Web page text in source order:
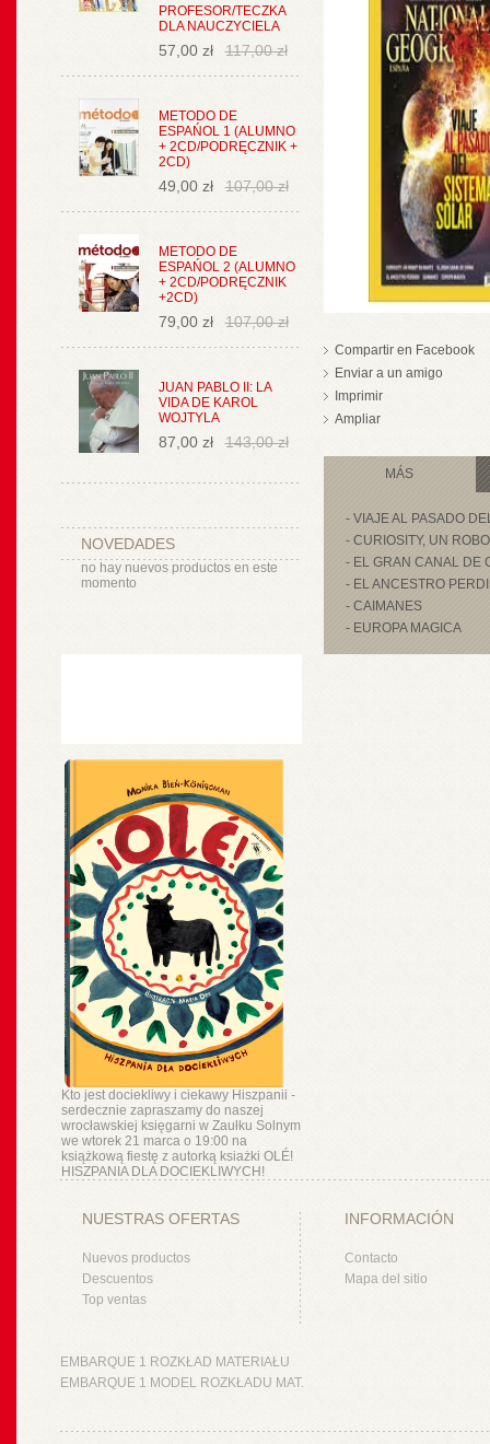
PROFESOR/TECZKA
DLA NAUCZYCIELA
57,00 zł 117,00 zł
METODO DE
ESPAŃOL 1 (ALUMNO
+ 2CD/PODRĘCZNIK +
2CD)
49,00 zł 107,00 zł
METODO DE
ESPAŃOL 2 (ALUMNO
+ 2CD/PODRĘCZNIK
+2CD)
79,00 zł 107,00 zł
JUAN PABLO II: LA
VIDA DE KAROL
WOJTYLA
87,00 zł 143,00 zł
NOVEDADES
no hay nuevos productos en este
momento
Kto jest dociekliwy i ciekawy Hiszpanii -
serdecznie zapraszamy do naszej
wrocławskiej księgarni w Zaułku Solnym
we wtorek 21 marca o 19:00 na
książkową fiestę z autorką ksiażki OLÉ!
HISZPANIA DLA DOCIEKLIWYCH!
Compartir en Facebook
Enviar a un amigo
Imprimir
Ampliar
MÁS
- VIAJE AL PASADO
- CURIOSITY, UN
- EL GRAN CANAL DE
- EL ANCESTRO
- CAIMANES
- EUROPA MAGICA
NUESTRAS OFERTAS
Nuevos productos
Descuentos
Top ventas
INFORMACIÓN
Contacto
Mapa del sitio
EMBARQUE 1 ROZKŁAD MATERIAŁU
EMBARQUE 1 MODEL ROZKŁADU MAT.